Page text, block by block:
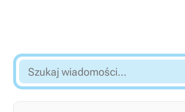
Szukaj
wiadomości...